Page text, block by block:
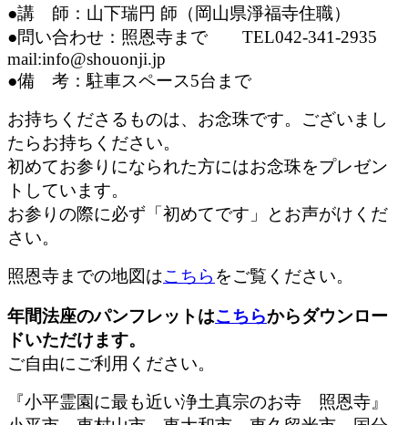
●講 師：山下瑞円 師（岡山県淨福寺住職）
●問い合わせ：照恩寺まで TEL042-341-2935
mail:info@shouonji.jp
●備 考：駐車スペース5台まで
お持ちくださるものは、お念珠です。ございまし
たらお持ちください。
初めてお参りになられた方にはお念珠をプレゼン
トしています。
お参りの際に必ず「初めてです」とお声がけくだ
さい。
照恩寺までの地図はこちら をご覧ください。
年間法座のパンフレットはこちらからダウンロー
ドいただけます。
ご自由にご利用ください。
『小平霊園に最も近い浄土真宗のお寺 照恩寺』